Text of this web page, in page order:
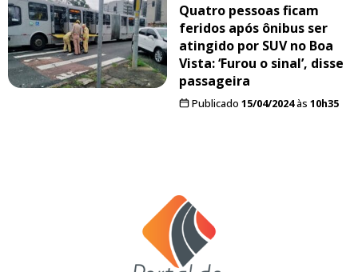
Quatro pessoas ficam
feridos após ônibus ser
atingido por SUV no Boa
Vista: ‘Furou o sinal’, disse
passageira
Publicado 15/04/2024às 10h35